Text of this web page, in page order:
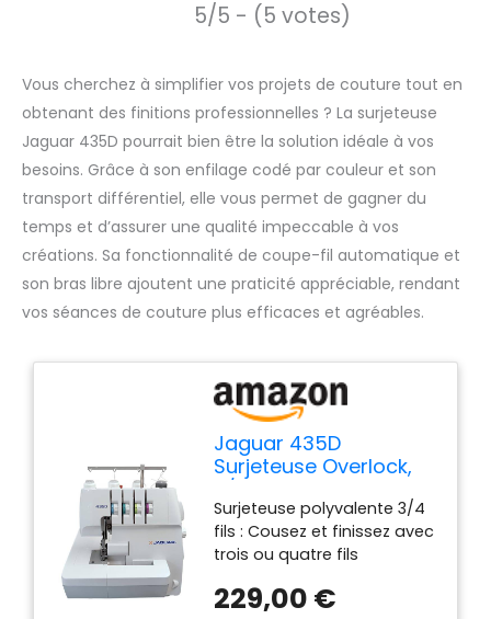
5/5 - (5 votes)
Vous cherchez à simplifier vos projets de couture tout en
obtenant des finitions professionnelles ? La surjeteuse
Jaguar 435D pourrait bien être la solution idéale à vos
besoins. Grâce à son enfilage codé par couleur et son
transport différentiel, elle vous permet de gagner du
temps et d’assurer une qualité impeccable à vos
créations. Sa fonctionnalité de coupe-fil automatique et
son bras libre ajoutent une praticité appréciable, rendant
vos séances de couture plus efficaces et agréables.
Jaguar 435D
Surjeteuse Overlock,
par couleur, transport
différentiel, coupe-fil
automatique, bras
libre, blanc.
Surjeteuse polyvalente 3/4
fils : Cousez et finissez avec
trois ou quatre fils
avec code couleur : Idéal
229,00 €